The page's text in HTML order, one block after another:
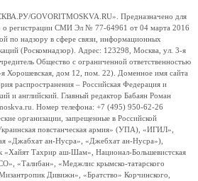
GOVORITMOSKVA.RU». Предназначено для
о регистрации СМИ Эл № 77-64961 от 04 марта 2016
по надзору в сфере связи, информационных
(Роскомнадзор). Адрес: 123298, Москва, ул. 3-я
Общество с ограниченной ответственностью
дом 12, пом. 22). Доменное имя сайта
распространения – Российская Федерация и
и английский. Главный редактор Бабаян Роман
Номер телефона: +7 (495) 950-62-26
организации, запрещенные в Российской
повстанческая армия» (УПА), «ИГИЛ»,
ан-Нусра», «Джебхат ан-Нусра»),
«Хайят Тахрир аш-Шам», Национал-Большевистская
«Талибан», «Меджлис крымско-татарского
Дивижн», «Братство» Корчинского,